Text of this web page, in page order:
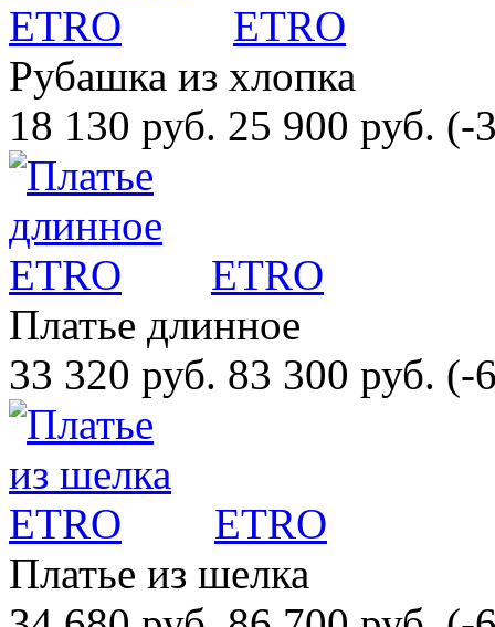
ETRO
Рубашка из хлопка
18 130 руб. 25 900 руб. (-
ETRO
Платье длинное
33 320 руб. 83 300 руб. (-
ETRO
Платье из шелка